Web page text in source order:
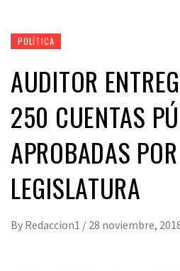
POLÍTICA
AUDITOR
250 CUENTAS
APROBADAS
LEGISLATURA
By Redaccion1 / 28 noviembre,